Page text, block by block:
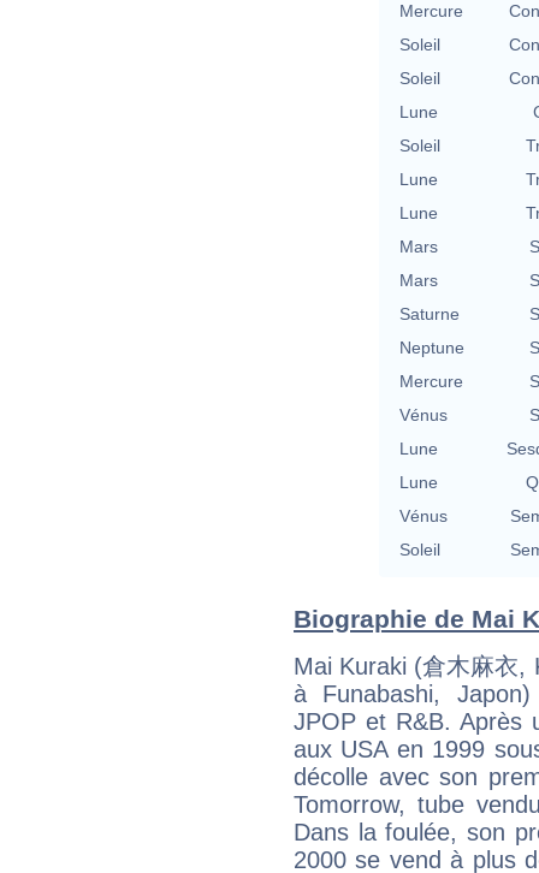
Mercure
Soleil
Soleil
Lune
Soleil
Lune
Lune
Mars
Mars
Saturne
Neptune
Mercure
Vénus
Lune
Lune
Vénus
Soleil
Biographie de Mai
Mai Kuraki (倉木麻衣,
à Funabashi,
JPOP et R&B. Après
aux USA en 1999
décolle avec son
Tomorrow, tube
Dans la foulée, son
2000 se vend à plus